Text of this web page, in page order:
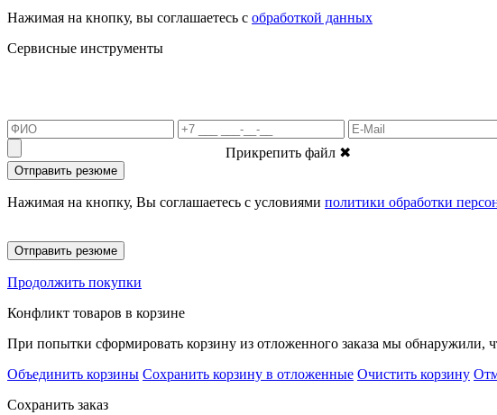
Нажимая на кнопку, вы соглашаетесь с обработкой данных
Сервисные инструменты
Прикрепить файл ✖
Отправить резюме
Нажимая на кнопку, Вы соглашаетесь с условиями политики обработки
Отправить резюме
Продолжить покупки
Конфликт товаров в корзине
При попытки сформировать корзину из отложенного заказа мы обнаружили,
Объединить корзины Сохранить корзину в отложенные Очистить корзину
Сохранить заказ